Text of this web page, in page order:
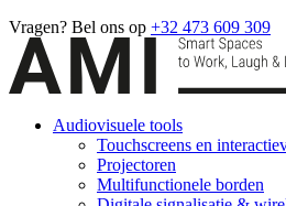
Vragen? Bel ons op +32 473 609 309
Audiovisuele tools
Touchscreens en
Projectoren
Multifunctionele borden